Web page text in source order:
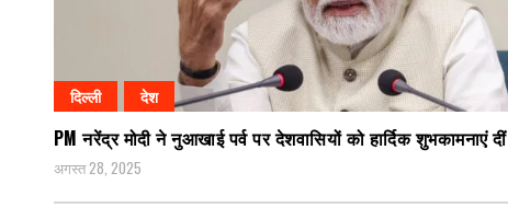
दिल्ली देश
PM नरेंद्र मोदी ने नुआखाई पर्व पर देशवासियों को हार्दिक शुभकामनाएं दीं
अगस्त 28, 2025